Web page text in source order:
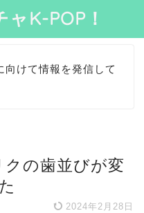
K-POP！
けて情報を発信して
の歯並びが変
2024年2月28日